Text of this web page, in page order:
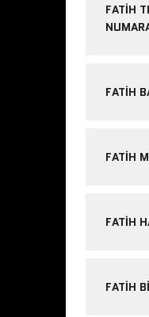
FATIH
FATIH
FATIH
FATIH
FATIH